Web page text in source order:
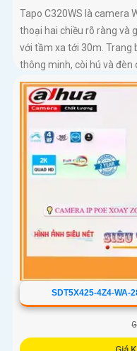
Tapo C320WS là camera
thoại hai chiều rõ ràng và
với tầm xa tới 30m. Trang
thông minh, còi hú và đèn
nước bụi mạnh mẽ,
chắc trong mọi điều kiện
ưu đãi
SDT5X425-4Z4-WA-